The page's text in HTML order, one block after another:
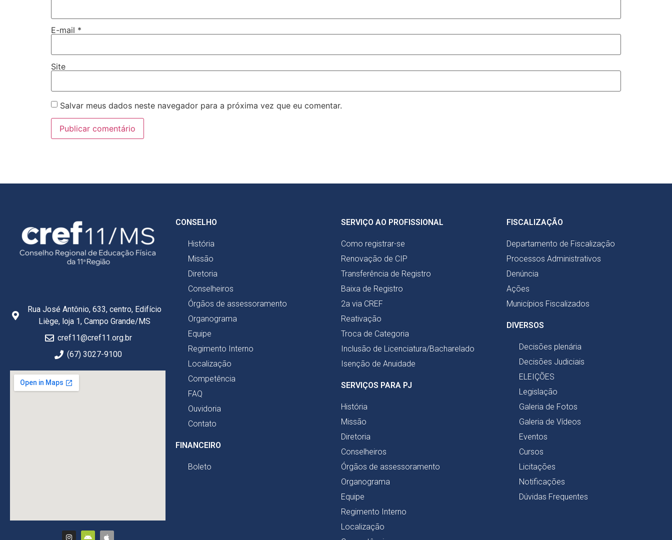
E-mail *
Site
Salvar meus dados neste navegador para a próxima vez que eu comentar.
Rua José Antônio, 633, centro, Edifício
Liège, loja 1, Campo Grande/MS
cref11@cref11.org.br
(67) 3027-9100
CONSELHO
História
Missão
Diretoria
Conselheiros
Órgãos de assessoramento
Organograma
Equipe
Regimento Interno
Localização
Competência
FAQ
Ouvidoria
Contato
FINANCEIRO
Boleto
SERVIÇO AO PROFISSIONAL
Como registrar-se
Renovação de CIP
Transferência de Registro
Baixa de Registro
2a via CREF
Reativação
Troca de Categoria
Inclusão de Licenciatura/Bacharelado
Isenção de Anuidade
SERVIÇOS PARA PJ
História
Missão
Diretoria
Conselheiros
Órgãos de assessoramento
Organograma
Equipe
Regimento Interno
Localização
FISCALIZAÇÃO
Departamento de Fiscalização
Processos Administrativos
Denúncia
Ações
Municípios Fiscalizados
DIVERSOS
Decisões plenária
Decisões Judiciais
ELEIÇÕES
Legislação
Galeria de Fotos
Galeria de Vídeos
Eventos
Cursos
Licitações
Notificações
Dúvidas Frequentes